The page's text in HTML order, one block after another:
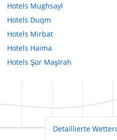
Hotels Mughsayl
Hotels Duqm
Hotels Mirbat
Hotels Haima
Hotels Şūr Maşīrah
Detaillierte